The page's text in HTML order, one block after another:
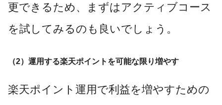
更できるため、まずはアクティブコース
を試してみるのも良いでしょう。
（2）運用する楽天ポイントを可能な限り増やす
楽天ポイント運用で利益を増やすための